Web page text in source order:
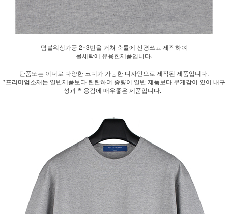
덤블워싱가공 2~3번을 거쳐 축률에 신경쓰고 제작하여
물세탁에 유용한제품입니다.
단품또는 이너로 다양한 코디가 가능한 디자인으로 제작된 제품입니다.
*프리미엄소재는 일반제품보다 탄탄하며 중량이 일반 제품보다 무게감이 있어 내구
성과 착용감에 매우좋은 제품입니다.